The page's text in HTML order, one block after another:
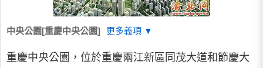
中央公園[重慶中央公園] 更多義項 ▼
重慶中央公園，位於重慶兩江新區同茂大道和節慶大